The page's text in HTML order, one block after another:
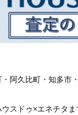
阿久比町・知多市
スドゥ×エネチタま